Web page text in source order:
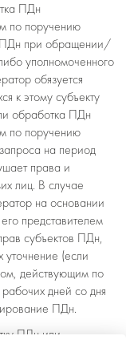
ПДн
по поручению
ПДн при обращении/
уполномоченного
обязуется
к этому субъекту
обработка ПДн
по поручению
на период
права и
лиц. В случае
на основании
представителем
субъектов ПДн,
уточнение (если
действующим по
дней со дня
ПДн.
ПДн или